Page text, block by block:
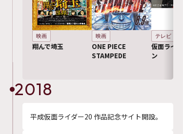
映画
翔んで埼玉
映画
ONE PIECE
STAMPEDE
テレビ
仮面ライダ
ン
2018
平成仮面ライダー20 作品記念サイト開設。